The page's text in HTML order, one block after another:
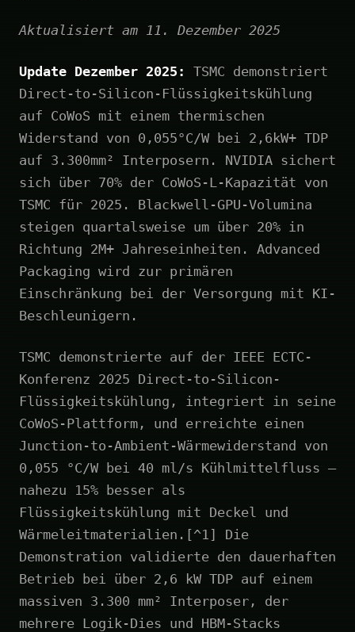
Aktualisiert am 11. Dezember 2025
Update Dezember 2025:
TSMC demonstriert
Direct-to-Silicon-Flüssigkeitskühlung
auf CoWoS mit einem thermischen
Widerstand von 0,055°C/W bei 2,6kW+ TDP
auf 3.300mm² Interposern. NVIDIA sichert
sich über 70% der CoWoS-L-Kapazität von
TSMC für 2025. Blackwell-GPU-Volumina
steigen quartalsweise um über 20% in
Richtung 2M+ Jahreseinheiten. Advanced
Packaging wird zur primären
Einschränkung bei der Versorgung mit KI-
Beschleunigern.
TSMC demonstrierte auf der IEEE ECTC-
Konferenz 2025 Direct-to-Silicon-
Flüssigkeitskühlung, integriert in seine
CoWoS-Plattform, und erreichte einen
Junction-to-Ambient-Wärmewiderstand von
0,055 °C/W bei 40 ml/s Kühlmittelfluss –
nahezu 15% besser als
Flüssigkeitskühlung mit Deckel und
Wärmeleitmaterialien.[^1] Die
Demonstration validierte den dauerhaften
Betrieb bei über 2,6 kW TDP auf einem
massiven 3.300 mm² Interposer, der
mehrere Logik-Dies und HBM-Stacks